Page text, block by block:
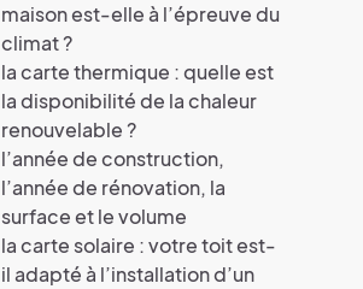
maison est-elle à l’épreuve du
climat ?
la carte thermique : quelle est
la disponibilité de la chaleur
renouvelable ?
l’année de construction,
l’année de rénovation, la
surface et le volume
la carte solaire : votre toit est-
il adapté à l’installation d’un